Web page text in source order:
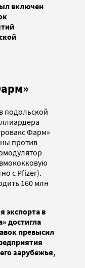
включен
подольской
Фарм»
против
с Pfizer).
160 млн
экспорта в
достигла
превысил
зарубежья,